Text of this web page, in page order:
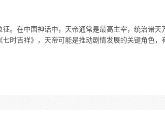
。在中国神话中，天帝通常是最高主宰，统治诸天
时吉祥》，天帝可能是推动剧情发展的关键角色，